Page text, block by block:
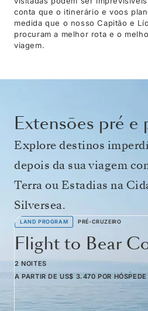
conta que o itinerário e voos
medida que o nosso Capitão e
procuram a melhor rota e o
viagem.
Extensões pré
Explore destinos
depois da sua viagem
Terra ou Estadias na
Silversea.
LAND PROGRAM PRÉ-CRUZEIRO
Flight to Bear
2 NOITES
A PARTIR DE US$ 3.470 POR HÓSPEDE